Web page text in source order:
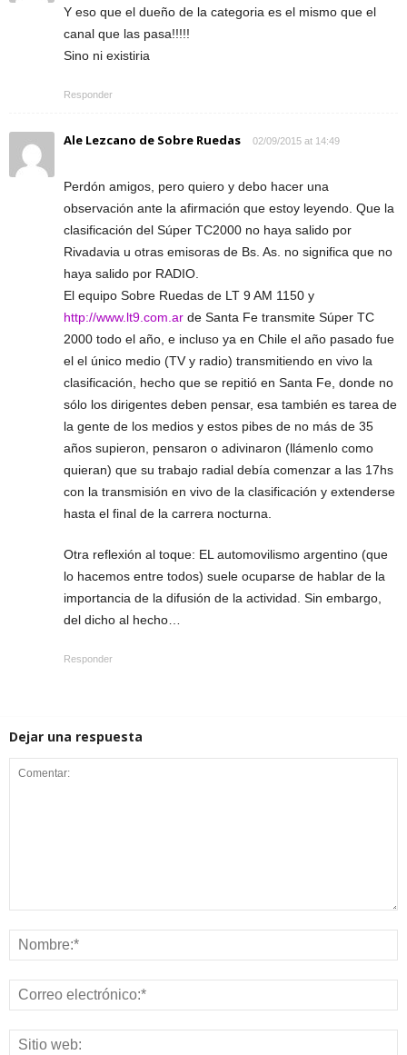
Y eso que el dueño de la categoria es el mismo que el
canal que las pasa!!!!!
Sino ni existiria
Responder
Ale Lezcano de Sobre Ruedas 02/09/2015 at 14:49
Perdón amigos, pero quiero y debo hacer una
observación ante la afirmación que estoy leyendo. Que la
clasificación del Súper TC2000 no haya salido por
Rivadavia u otras emisoras de Bs. As. no significa que no
haya salido por RADIO.
El equipo Sobre Ruedas de LT 9 AM 1150 y
http://www.lt9.com.ar de Santa Fe transmite Súper TC
2000 todo el año, e incluso ya en Chile el año pasado fue
el el único medio (TV y radio) transmitiendo en vivo la
clasificación, hecho que se repitió en Santa Fe, donde no
sólo los dirigentes deben pensar, esa también es tarea de
la gente de los medios y estos pibes de no más de 35
años supieron, pensaron o adivinaron (llámenlo como
quieran) que su trabajo radial debía comenzar a las 17hs
con la transmisión en vivo de la clasificación y extenderse
hasta el final de la carrera nocturna.
Otra reflexión al toque: EL automovilismo argentino (que
lo hacemos entre todos) suele ocuparse de hablar de la
importancia de la difusión de la actividad. Sin embargo,
del dicho al hecho…
Responder
Dejar una respuesta